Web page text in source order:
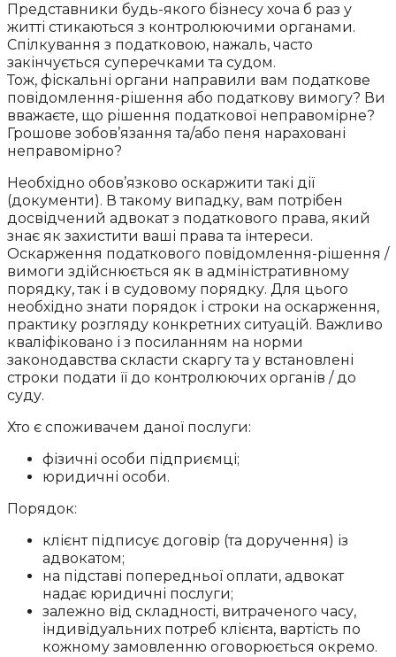
Представники будь-якого бізнесу хоча б раз у
житті стикаються з контролюючими органами.
Спілкування з податковою, нажаль, часто
закінчується суперечками та судом.
Тож, фіскальні органи направили вам податкове
повідомлення-рішення або податкову вимогу? Ви
вважаєте, що рішення податкової неправомірне?
Грошове зобов’язання та/або пеня нараховані
неправомірно?
Необхідно обов’язково оскаржити такі дії
(документи). В такому випадку, вам потрібен
досвідчений адвокат з податкового права, який
знає як захистити ваші права та інтереси.
Оскарження податкового повідомлення-рішення /
вимоги здійснюється як в адміністративному
порядку, так і в судовому порядку. Для цього
необхідно знати порядок і строки на оскарження,
практику розгляду конкретних ситуацій. Важливо
кваліфіковано і з посиланням на норми
законодавства скласти скаргу та у встановлені
строки подати її до контролюючих органів / до
суду.
Хто є споживачем даної послуги:
фізичні особи підприємці;
юридичні особи.
Порядок:
клієнт підписує договір (та доручення) із
адвокатом;
на підставі попередньої оплати, адвокат
надає юридичні послуги;
залежно від складності, витраченого часу,
індивідуальних потреб клієнта, вартість по
кожному замовленню оговорюється окремо.